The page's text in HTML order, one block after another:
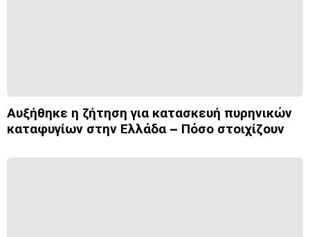
Αυξήθηκε η ζήτηση για κατασκευή πυρηνικών
καταφυγίων στην Ελλάδα – Πόσο στοιχίζουν